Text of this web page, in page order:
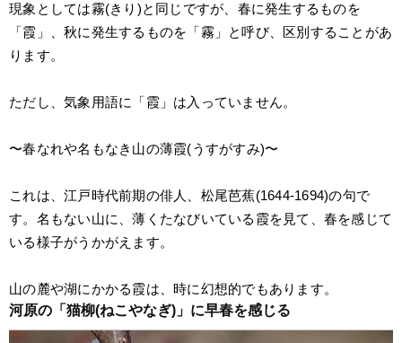
現象としては霧(きり)と同じですが、春に発生するものを
「霞」、秋に発生するものを「霧」と呼び、区別することがあ
ります。
ただし、気象用語に「霞」は入っていません。
〜春なれや名もなき山の薄霞(うすがすみ)〜
これは、江戸時代前期の俳人、松尾芭蕉(1644-1694)の句で
す。名もない山に、薄くたなびいている霞を見て、春を感じて
いる様子がうかがえます。
山の麓や湖にかかる霞は、時に幻想的でもあります。
河原の「猫柳(ねこやなぎ)」に早春を感じる